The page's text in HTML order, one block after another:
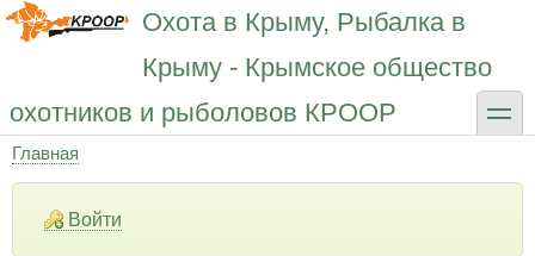
Перейти
Охота в Крыму, Рыбалка в
Крыму - Крымское общество
охотников и рыболовов КРООР
toggle
Строка
навигации
Главная
Войти